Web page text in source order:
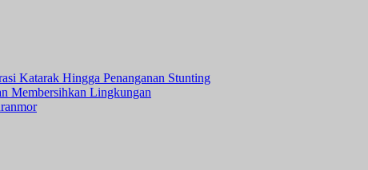
Katarak Hingga Penanganan Stunting
Membersihkan Lingkungan